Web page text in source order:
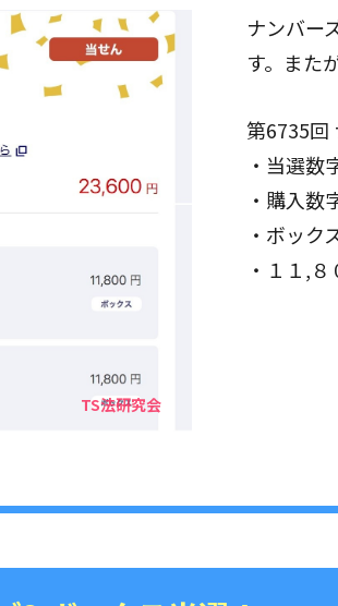
ナンバー
す。また
第6735回
・当選
・購入
・ボック
・１１,